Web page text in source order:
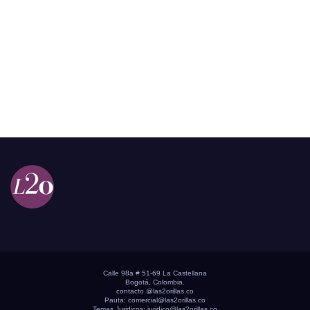
Calle 98a # 51-69 La Castellana
Bogotá, Colombia.
contacto @las2orillas.co
Pauta: comercial@las2orillas.co